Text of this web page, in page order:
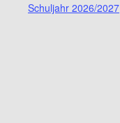
Schuljahr 2026/2027